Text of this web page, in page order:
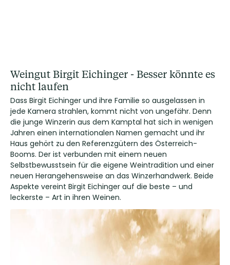
Weingut Birgit Eichinger - Besser könnte es
nicht laufen
Dass Birgit Eichinger und ihre Familie so ausgelassen in
jede Kamera strahlen, kommt nicht von ungefähr. Denn
die junge Winzerin aus dem Kamptal hat sich in wenigen
Jahren einen internationalen Namen gemacht und ihr
Haus gehört zu den Referenzgütern des Österreich-
Booms. Der ist verbunden mit einem neuen
Selbstbewusstsein für die eigene Weintradition und einer
neuen Herangehensweise an das Winzerhandwerk. Beide
Aspekte vereint Birgit Eichinger auf die beste – und
leckerste – Art in ihren Weinen.